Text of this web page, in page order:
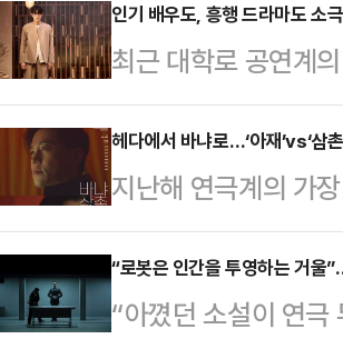
외투와 가방을 안고
공공 물품 보관함 역
관 서비스다.2023년
고가’ ‘혜화로465’ ‘
아 생겨났다. 현재 ‘
인기 배우도, 흥행 드라마도 소
최근 대학로 공연계
우들이 무대에 오르
지 않던 일반 대중들
이 허물어지는 현상
을 끄는 변화는 매체
다. 대중의 사랑을 받
소극장으로 향하고
헤다에서 바냐로…‘아재’vs‘삼
지난해 연극계의 가
에 올린 ‘헤다 가블
장의 대결은 관객들
이를 키우는 결과를
“로봇은 인간을 투영하는 거울
“아꼈던 소설이 연극